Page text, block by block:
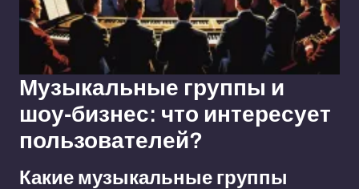
Музыкальные группы и
шоу-бизнес: что интересует
пользователей?
Какие музыкальные группы